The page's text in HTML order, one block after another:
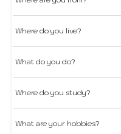
Where do you live?
What do you do?
Where do you study?
What are your hobbies?